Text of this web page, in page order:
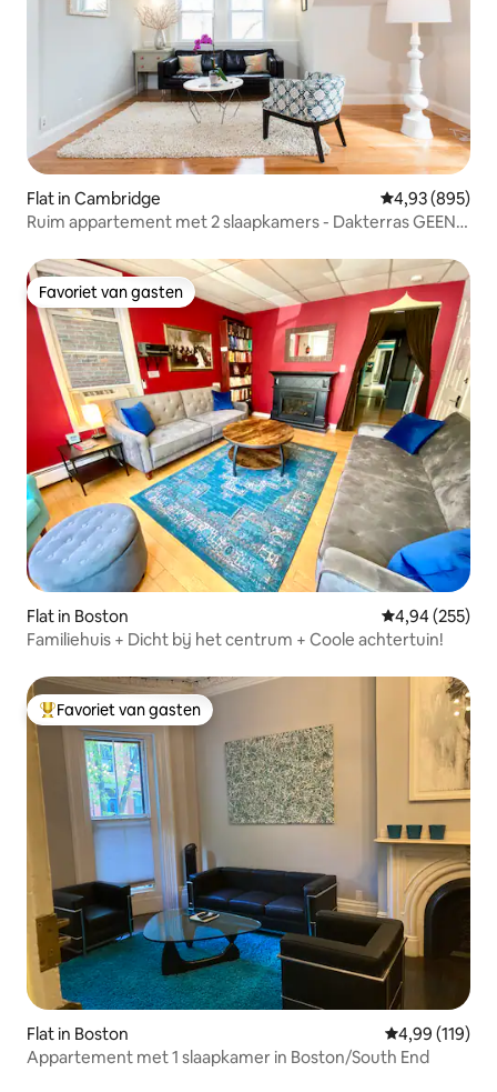
Flat in Cambridge Gemiddelde
4,93 (895)
Ruim appartement met 2 slaapkamers - Dakterras GEEN
Favoriet van gasten
Favoriet van gasten
Flat in Boston Gemiddelde
4,94 (255)
Familiehuis + Dicht bij het centrum + Coole achtertuin!
Topfavoriet van gasten
Favoriet van gasten
Flat in Boston Gemiddelde
4,99 (119)
Appartement met 1 slaapkamer in Boston/South End